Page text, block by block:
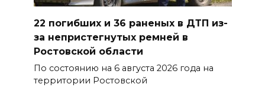
«Освободителям Ростова»
07 августа 2026 20:12
Ростовской области призвала
водителей быть осторожными
22 погибших и 36 раненых в ДТП из-
за непристегнутых ремней в
Ростовской области
По состоянию на 6 августа 2026 года на
территории Ростовской